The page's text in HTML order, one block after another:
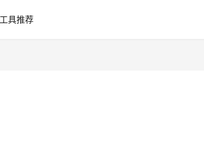
具推荐